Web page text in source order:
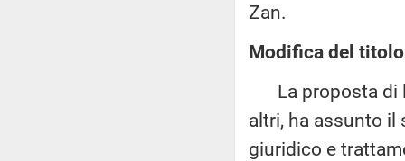
Zan.
Modifica del
La proposta di
altri, ha assunto il
giuridico e